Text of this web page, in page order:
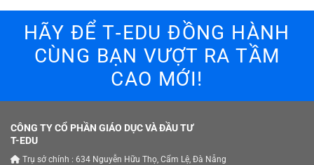
HÃY ĐỂ T‑EDU ĐỒNG HÀNH
CÙNG BẠN VƯỢT RA TẦM
CAO MỚI!
CÔNG TY CỔ PHẦN GIÁO DỤC VÀ ĐẦU TƯ
T-EDU
Trụ sở chính : 634 Nguyễn Hữu Thọ, Cẩm Lệ, Đà Nẵng